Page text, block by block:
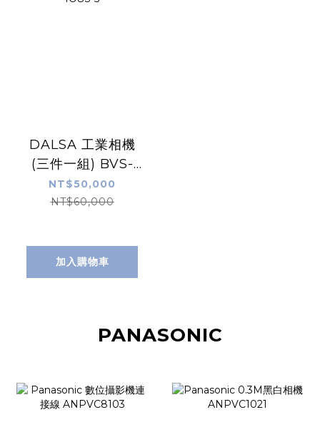
DALSA 工業相機
(三件一組) BVS-
1280M-INS ＋ 線
材A-BVS-E8S-5、
NT$50,000
NT$60,000
加入購物車
PANASONIC